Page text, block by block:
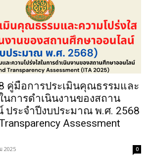
คู่มือการประเมินคุณธรรมและ
นการดำเนินงานของสถาน
ประจำปีงบประมาณ พ.ศ. 2568
Assessment
2025 0